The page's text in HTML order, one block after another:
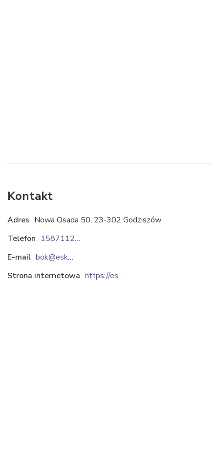
Kontakt
Adres Nowa Osada 50, 23-302 Godziszów
Telefon
158711222
E-mail
bok@eska.agro.pl
Strona internetowa
https://eskaagro.pl